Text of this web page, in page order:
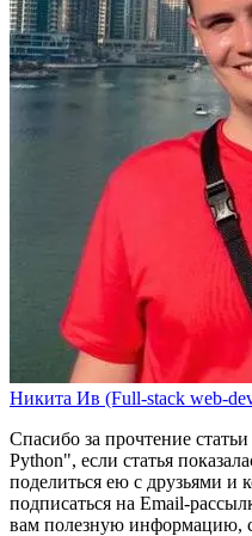
Никита Ив (Full-stack web-
Спасибо за прочтение статьи
Python", если статья
поделиться ею с друзьями и
подписаться на Email-
вам полезную информацию,